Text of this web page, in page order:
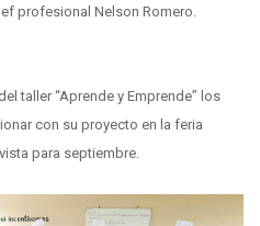
profesional Nelson Romero.
taller “Aprende y Emprende” los
con su proyecto en la feria
para septiembre.